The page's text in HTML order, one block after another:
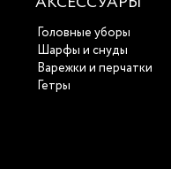
Головные уборы
Шарфы и снуды
Варежки и перчатки
Гетры